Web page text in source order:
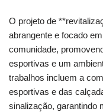
O projeto de
abrangente e focado
comunidade,
esportivas e um
trabalhos incluem a
esportivas e das
sinalização, garantindo